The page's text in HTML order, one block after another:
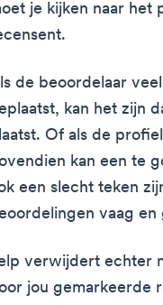
je kijken naar het
de beoordelaar
kan het zijn
Of als de
kan een te
een slecht teken
vaag
verwijdert echter
jou gemarkeerde